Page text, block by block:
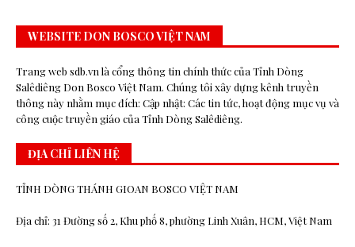
WEBSITE DON BOSCO VIỆT NAM
Trang web sdb.vn là cổng thông tin chính thức của Tỉnh Dòng
Salêdiêng Don Bosco Việt Nam. Chúng tôi xây dựng kênh truyền
thông này nhằm mục đích: Cập nhật: Các tin tức, hoạt động mục vụ và
công cuộc truyền giáo của Tỉnh Dòng Salêdiêng.
ĐỊA CHỈ LIÊN HỆ
TỈNH DÒNG THÁNH GIOAN BOSCO VIỆT NAM
Địa chỉ: 31 Đường số 2, Khu phố 8, phường Linh Xuân, HCM, Việt Nam